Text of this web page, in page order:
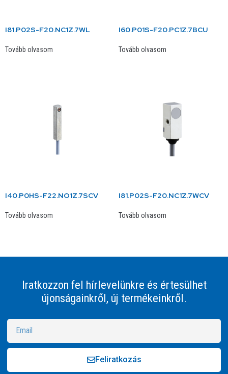
I81.P02S-F20.NC1Z.7WL
Tovább olvasom
I60.P01S-F20.PC1Z.7BCU
Tovább olvasom
I40.P0HS-F22.NO1Z.7SCV
Tovább olvasom
I81.P02S-F20.NC1Z.7WCV
Tovább olvasom
Iratkozzon fel hírlevelünkre és értesülhet
újonságainkről, új termékeinkről.
Feliratkozás